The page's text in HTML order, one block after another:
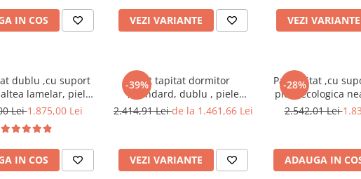
IN COS VEZI VARIANTE VEZI VARIANTE
dublu ,cu suport
lamelar, piele
alba,160x 200 cm
Lei1.875,00 Lei
IN COS
-39%Pat tapitat dormitor
,Standard, dublu , piele
ecologica alb
2.414,91 Leide la 1.461,66 Lei
VEZI VARIANTE
-28%
Pat tapitat ,cu
piele ecologica
200 cm
2.542,01 Lei
ADAUGA IN